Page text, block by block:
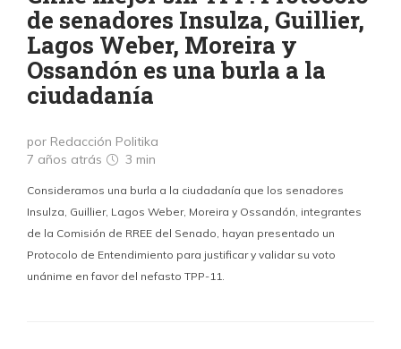
de senadores Insulza, Guillier,
Lagos Weber, Moreira y
Ossandón es una burla a la
ciudadanía
por Redacción Politika
7 años atrás
3 min
Consideramos una burla a la ciudadanía que los senadores
Insulza, Guillier, Lagos Weber, Moreira y Ossandón, integrantes
de la Comisión de RREE del Senado, hayan presentado un
Protocolo de Entendimiento para justificar y validar su voto
unánime en favor del nefasto TPP-11.